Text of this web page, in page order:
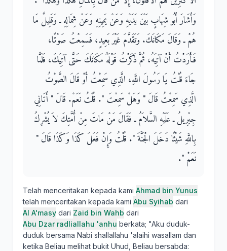
وَأَشَارَ أَبُو شِهَابٍ بَيْنَ يَدَيْهِ وَعَنْ يَمِينِهِ وَعَنْ شِمَالِهِ ـ وَقَلِيلٌ مَا
هُمْ ـ وَقَالَ مَكَانَكَ‏.‏ وَتَقَدَّمَ غَيْرَ بَعِيدٍ، فَسَمِعْتُ صَوْتًا،
فَأَرَدْتُ أَنْ آتِيَهُ، ثُمَّ ذَكَرْتُ قَوْلَهُ مَكَانَكَ حَتَّى آتِيَكَ، فَلَمَّا
جَاءَ قُلْتُ يَا رَسُولَ اللَّهِ، الَّذِي سَمِعْتُ أَوْ قَالَ الصَّوْتُ
الَّذِي سَمِعْتُ قَالَ ‏"‏ وَهَلْ سَمِعْتَ ‏"‏‏.‏ قُلْتُ نَعَمْ‏.‏ قَالَ ‏"‏ أَتَانِي
جِبْرِيلُ ـ عَلَيْهِ السَّلاَمُ ـ فَقَالَ مَنْ مَاتَ مِنْ أُمَّتِكَ لاَ يُشْرِكُ
بِاللَّهِ شَيْئًا دَخَلَ الْجَنَّةَ ‏"‏‏.‏ قُلْتُ وَإِنْ فَعَلَ كَذَا وَكَذَا قَالَ ‏"‏
نَعَمْ ‏"‏‏.‏
Telah menceritakan kepada kami Ahmad bin Yunus
telah menceritakan kepada kami Abu Syihab dari
Al A'masy dari Zaid bin Wahb dari
Abu Dzar radliallahu 'anhu berkata; "Aku duduk-
duduk bersama Nabi shallallahu 'alaihi wasallam dan
ketika Beliau melihat bukit Uhud, Beliau bersabda: